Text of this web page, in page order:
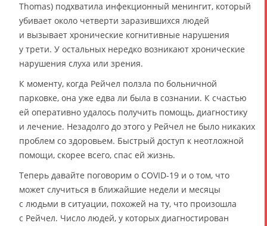
Thomas) подхватила инфекционный менингит, который
убивает около четверти заразившихся людей
и вызывает хронические когнитивные нарушения
у трети. У остальных нередко возникают хронические
нарушения слуха или зрения.
К моменту, когда Рейчел ползла по больничной
парковке, она уже едва ли была в сознании. К счастью
ей оперативно удалось получить помощь, диагностику
и лечение. Незадолго до этого у Рейчел не было никаких
проблем со здоровьем. Быстрый доступ к неотложной
помощи, скорее всего, спас ей жизнь.
Теперь давайте поговорим о COVID-19 и о том, что
может случиться в ближайшие недели и месяцы
с людьми в ситуации, похожей на ту, что произошла
с Рейчел. Число людей, у которых диагностирован